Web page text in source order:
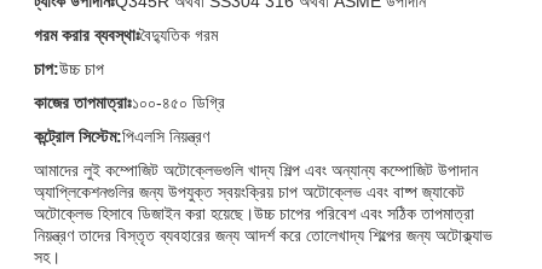
গরম করার ব্যবস্থাঃবৈদ্যুতিক গরম
চাপ:উচ্চ চাপ
কাজের তাপমাত্রাঃ১০০-৪৫০ ডিগ্রি
কন্ট্রোল সিস্টেম:পিএলসি নিয়ন্ত্রণ
আমাদের লুই কম্পোজিট অটোক্লেভগুলি খাদ্য শিল্প এবং অন্যান্য কম্পোজিট উপাদান
অ্যাপ্লিকেশনগুলির জন্য উপযুক্ত স্বয়ংক্রিয় চাপ অটোক্লেভ এবং বাষ্প জ্যাকেট
অটোক্লেভ হিসাবে ডিজাইন করা হয়েছে।উচ্চ চাপের পরিবেশ এবং সঠিক তাপমাত্রা
নিয়ন্ত্রণ তাদের বিস্তৃত ব্যবহারের জন্য আদর্শ করে তোলেখাদ্য শিল্পের জন্য অটোক্ল্যাভ
সহ।